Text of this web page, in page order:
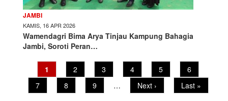
JAMBI
KAMIS, 16 APR 2026
Wamendagri Bima Arya Tinjau Kampung Bahagia
Jambi, Soroti Peran…
PaginationCurrent
page
1 Page
2 Page
3 Page
4 Page
5 Page
6
Page
7 Page
8 Page
9 …
Next
page
Next ›
Last
page
Last »